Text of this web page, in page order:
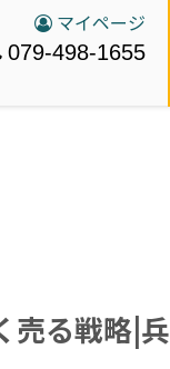
マイページ
079-498-1655
売る戦略|兵